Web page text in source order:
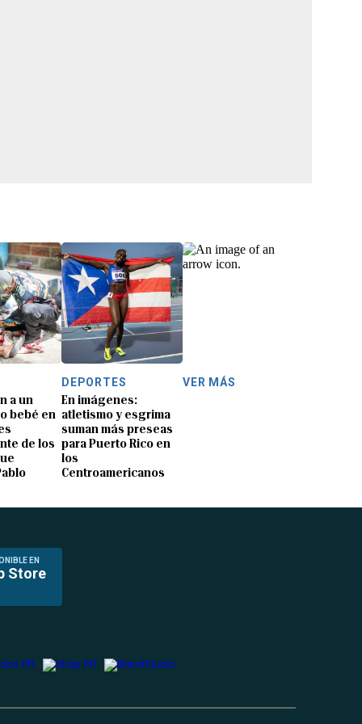
a un
bebé en
de los
DEPORTES
En imágenes:
atletismo y esgrima
suman más preseas
para Puerto Rico en
los
Centroamericanos
VER MÁS
EN
Store